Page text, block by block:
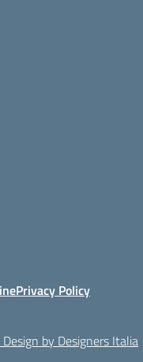
Privacy Policy
by Designers Italia